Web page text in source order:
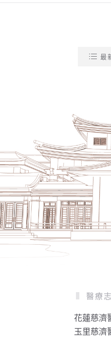
最
醫療
花蓮慈濟
玉里慈濟